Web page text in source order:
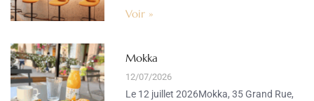
Voir »
Mokka
12/07/2026
Le 12 juillet 2026Mokka, 35 Grand Rue,